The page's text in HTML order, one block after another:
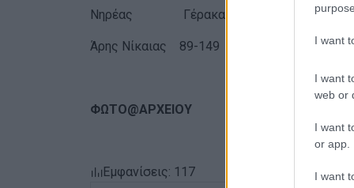
I want
I want
web or
I want
or app.
I want
Νηρέας Γέρακα 121-124 11
Άρης Νίκαιας 89-149 0
ΦΩΤΟ@ΑΡΧΕΙΟΥ
Εμφανίσεις: 117